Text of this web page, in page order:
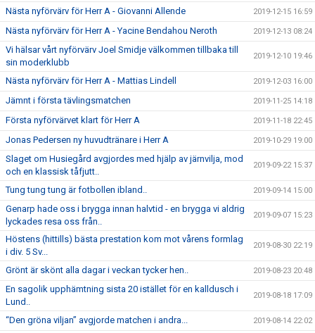
Nästa nyförvärv för Herr A - Giovanni Allende 2019-12-15 16:59
Nästa nyförvärv för Herr A - Yacine Bendahou Neroth 2019-12-13 08:24
Vi hälsar vårt nyförvärv Joel Smidje välkommen tillbaka till
sin moderklubb
2019-12-10 19:46
Nästa nyförvärv för Herr A - Mattias Lindell 2019-12-03 16:00
Jämnt i första tävlingsmatchen 2019-11-25 14:18
Första nyförvärvet klart för Herr A 2019-11-18 22:45
Jonas Pedersen ny huvudtränare i Herr A 2019-10-29 19:00
Slaget om Husiegård avgjordes med hjälp av järnvilja, mod
och en klassisk tåfjutt..
2019-09-22 15:37
Tung tung tung är fotbollen ibland.. 2019-09-14 15:00
Genarp hade oss i brygga innan halvtid - en brygga vi aldrig
lyckades resa oss från..
2019-09-07 15:23
Höstens (hittills) bästa prestation kom mot vårens formlag
i div. 5 Sv...
2019-08-30 22:19
Grönt är skönt alla dagar i veckan tycker hen.. 2019-08-23 20:48
En sagolik upphämtning sista 20 istället för en kalldusch i
Lund..
2019-08-18 17:09
“Den gröna viljan” avgjorde matchen i andra... 2019-08-14 22:02